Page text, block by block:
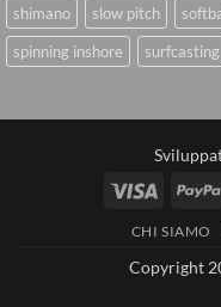
shimano
slow pitch
spinning inshore
surfcasting
Visa
CHI SIAMO
Copyright